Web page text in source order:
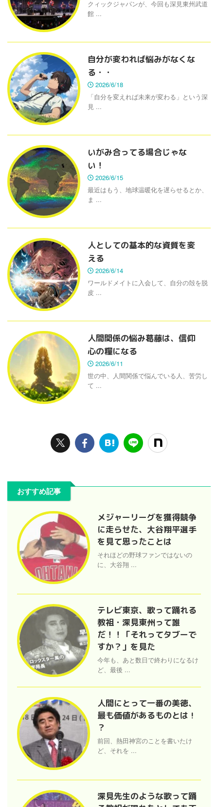
クィックジャパンが、今回も深見東州武道
館 ...
自分が変われば悩みがなくな
る・・
2026/6/18
「自分を変えれば未来が変わる」という深
見 ...
いがみ合ってる場合じゃな
い！
2026/6/15
最近はもう、地球温暖化を遅らせるとか、
ま ...
人としての基本的な資質を変
える
2026/6/14
ワールドメイトに入会して、自分の殻を脱
皮 ...
人間関係の悩み葛藤は、信仰
心の糧になる
2026/6/11
世の中、人間関係で悩んでいる人、苦労し
て ...
おすすめ記事
メジャーリーグを獲得競争
に走らせた、大谷翔平選手
を見て思ったことは
それほどの野球ファンではないの
に、大谷翔 ...
テレビ東京、歌って踊れる
教祖・深見東州って誰
だ！！「それってタブーで
すか？」を見た
今年も、あと数日で終わりになるけ
ど、最後 ...
人間にとって一番の美徳、
最も価値があるものとは !
？
前回、熱田神宮のことを書いたけ
ど、それを ...
深見先生のような歌って踊